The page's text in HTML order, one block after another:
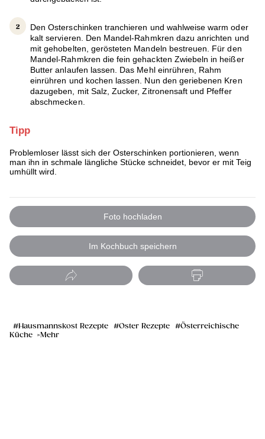
Den Osterschinken tranchieren und wahlweise warm oder
kalt servieren. Den Mandel-Rahmkren dazu anrichten und
mit gehobelten, gerösteten Mandeln bestreuen. Für den
Mandel-Rahmkren die fein gehackten Zwiebeln in heißer
Butter anlaufen lassen. Das Mehl einrühren, Rahm
einrühren und kochen lassen. Nun den geriebenen Kren
dazugeben, mit Salz, Zucker, Zitronensaft und Pfeffer
abschmecken.
Tipp
Problemloser lässt sich der Osterschinken portionieren, wenn
man ihn in schmale längliche Stücke schneidet, bevor er mit Teig
umhüllt wird.
Foto hochladen
Im Kochbuch speichern
Hausmannskost Rezepte Oster Rezepte
Österreichische
Küche
Mehr